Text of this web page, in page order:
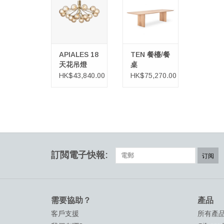
APIALES 18
天花吊燈
HK$43,840.00
TEN 餐檯/餐
桌
HK$75,270.00
訂閲電子快報: 订阅
需要協助？
客戶支援
產品
所有產